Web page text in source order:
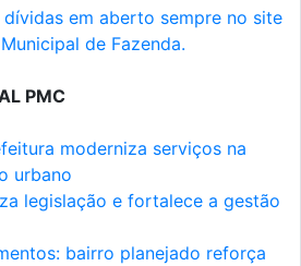
em aberto sempre no site
de Fazenda.
PMC
moderniza serviços na
urbano
legislação e fortalece a gestão
bairro planejado reforça